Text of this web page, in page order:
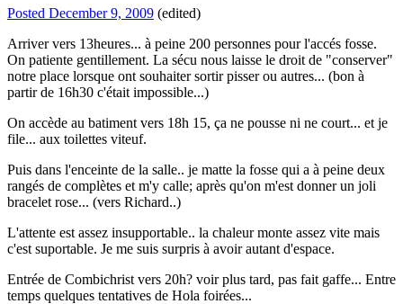
Posted December 9, 2009 (edited)
Arriver vers 13heures... à peine 200 personnes pour l'accés fosse.
On patiente gentillement. La sécu nous laisse le droit de "conserver"
notre place lorsque ont souhaiter sortir pisser ou autres... (bon à
partir de 16h30 c'était impossible...)
On accède au batiment vers 18h 15, ça ne pousse ni ne court... et je
file... aux toilettes viteuf.
Puis dans l'enceinte de la salle.. je matte la fosse qui a à peine deux
rangés de complètes et m'y calle; après qu'on m'est donner un joli
bracelet rose... (vers Richard..)
L'attente est assez insupportable.. la chaleur monte assez vite mais
c'est suportable. Je me suis surpris à avoir autant d'espace.
Entrée de Combichrist vers 20h? voir plus tard, pas fait gaffe... Entre
temps quelques tentatives de Hola foirées...